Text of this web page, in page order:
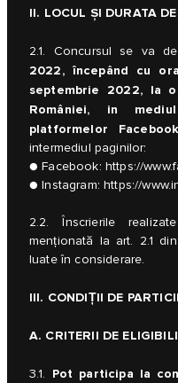
II. LOCUL ȘI DURATA
2.1. Concursul se va
2022, începând cu
septembrie 2022, la
României, in
platformelor
intermediul paginilor:
● Facebook: https://
● Instagram:https://
2.2. Înscrierile
menționată la art. 2.1
luate în considerare.
III. CONDIȚII DE
A. CRITERII DE
3.1. Pot participa la